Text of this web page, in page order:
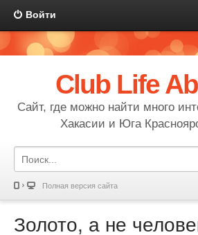
Войти
Club Life
Сайт, где можно найти много
Хакасии и Юга
Полная версия сайта
Золото, а не